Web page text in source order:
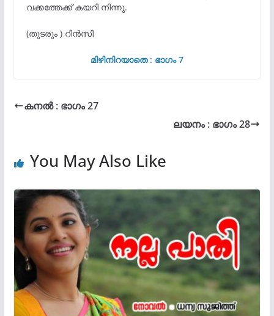
വക്കത്തേക്ക് കയറി നിന്നു.
(തുടരും ) റിൻസി
മിഴിനിറയാതെ : ഭാഗം 7
കനൽ : ഭാഗം 27
ലയനം : ഭാഗം 28
You May Also Like